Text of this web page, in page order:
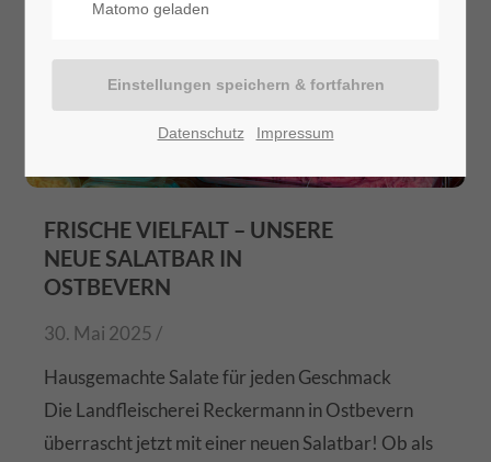
FRISCHE VIELFALT – UNSERE
NEUE SALATBAR IN
OSTBEVERN
30. Mai 2025 /
Hausgemachte Salate für jeden Geschmack
Die Landfleischerei Reckermann in Ostbevern
überrascht jetzt mit einer neuen Salatbar! Ob als
Matomo geladen
Datenschutz Impressum